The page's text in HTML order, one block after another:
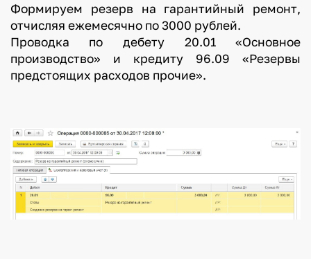
Формируем резерв на гарантийный ремонт,
отчисляя ежемесячно по 3000 рублей.
Проводка по дебету 20.01 «Основное
производство» и кредиту 96.09 «Резервы
предстоящих расходов прочие».